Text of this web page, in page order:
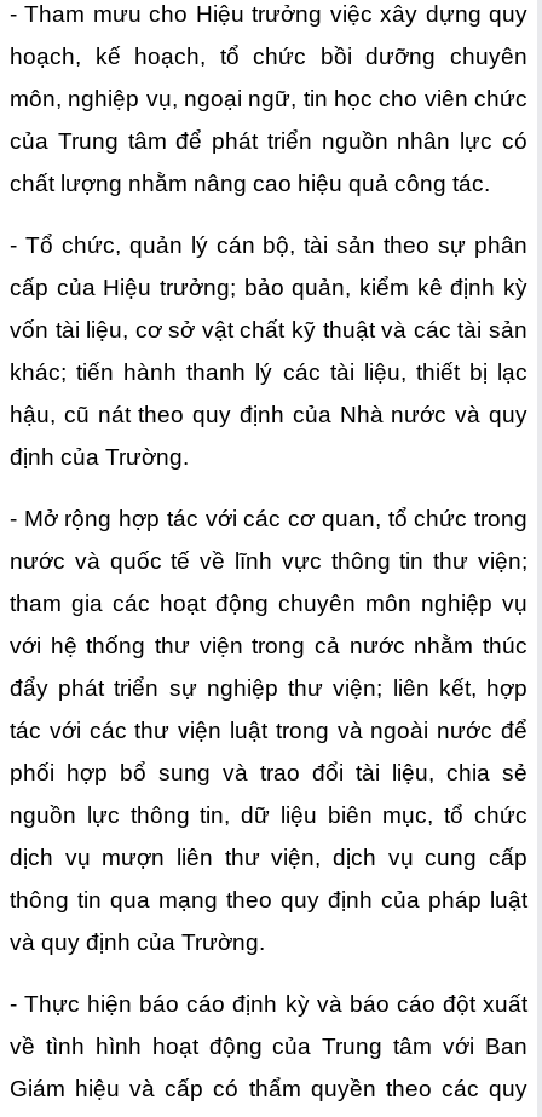
- Tham mưu cho Hiệu trưởng việc xây dựng quy
hoạch, kế hoạch, tổ chức bồi dưỡng chuyên
môn, nghiệp vụ, ngoại ngữ, tin học cho viên chức
của Trung tâm để phát triển nguồn nhân lực có
chất lượng nhằm nâng cao hiệu quả công tác.
- Tổ chức, quản lý cán bộ, tài sản theo sự phân
cấp của Hiệu trưởng; bảo quản, kiểm kê định kỳ
vốn tài liệu, cơ sở vật chất kỹ thuật và các tài sản
khác; tiến hành thanh lý các tài liệu, thiết bị lạc
hậu, cũ nát theo quy định của Nhà nước và quy
định của Trường.
- Mở rộng hợp tác với các cơ quan, tổ chức trong
nước và quốc tế về lĩnh vực thông tin thư viện;
tham gia các hoạt động chuyên môn nghiệp vụ
với hệ thống thư viện trong cả nước nhằm thúc
đẩy phát triển sự nghiệp thư viện; liên kết, hợp
tác với các thư viện luật trong và ngoài nước để
phối hợp bổ sung và trao đổi tài liệu, chia sẻ
nguồn lực thông tin, dữ liệu biên mục, tổ chức
dịch vụ mượn liên thư viện, dịch vụ cung cấp
thông tin qua mạng theo quy định của pháp luật
và quy định của Trường.
- Thực hiện báo cáo định kỳ và báo cáo đột xuất
về tình hình hoạt động của Trung tâm với Ban
Giám hiệu và cấp có thẩm quyền theo các quy